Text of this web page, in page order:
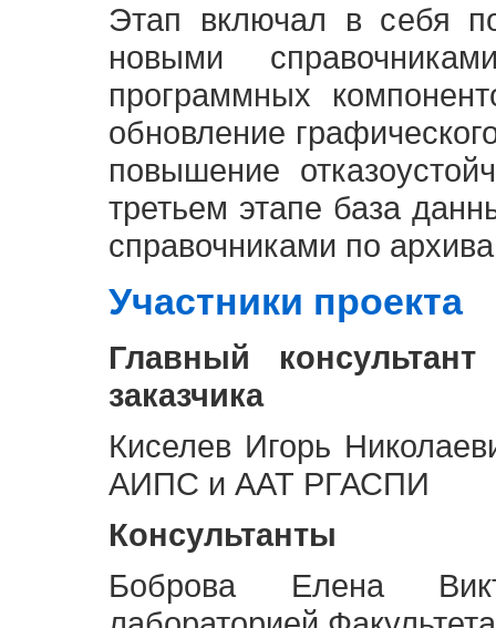
Этап включал в себя
новыми
программных
обновление
повышение
третьем этапе база
справочниками по
Участники проекта
Главный
заказчика
Киселев Игорь
АИПС и ААТ РГАСПИ
Консультанты
Боброва Елена